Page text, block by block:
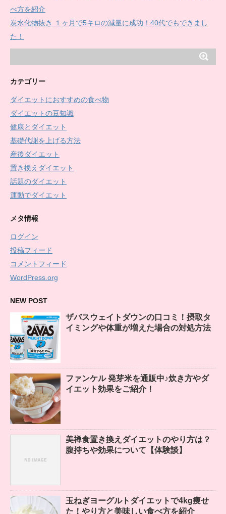
べ方を紹介
炭水化物抜き １ヶ月で5キロの減量に成功！40代でもできまし
た！
カテゴリー
ダイエットにおすすめの食べ物
ダイエットの豆知識
健康とダイエット
基礎代謝を上げる方法
産後ダイエット
置き換えダイエット
話題のダイエット
運動でダイエット
メタ情報
ログイン
投稿フィード
コメントフィード
WordPress.org
NEW POST
ザバスウェイトダウンの口コミ！摂取タ
イミングや体重が増えた場合の対処方法
ファンケル 発芽米を通販中♪炊き方やダ
イエット効果をご紹介！
美禅食置き換えダイエットのやり方は？
腹持ちや効果について【体験談】
玉ねぎヨーグルトダイエットで4kg痩せ
た！やり方と美味しい食べ方を紹介